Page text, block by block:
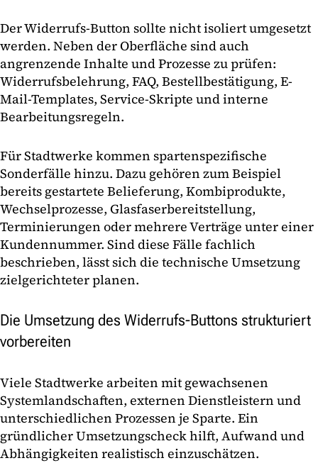
Der Widerrufs-Button sollte nicht isoliert umgesetzt
werden. Neben der Oberfläche sind auch
angrenzende Inhalte und Prozesse zu prüfen:
Widerrufsbelehrung, FAQ, Bestellbestätigung, E-
Mail-Templates, Service-Skripte und interne
Bearbeitungsregeln.
Für Stadtwerke kommen spartenspezifische
Sonderfälle hinzu. Dazu gehören zum Beispiel
bereits gestartete Belieferung, Kombiprodukte,
Wechselprozesse, Glasfaserbereitstellung,
Terminierungen oder mehrere Verträge unter einer
Kundennummer. Sind diese Fälle fachlich
beschrieben, lässt sich die technische Umsetzung
zielgerichteter planen.
Die Umsetzung des Widerrufs-Buttons strukturiert
vorbereiten
Viele Stadtwerke arbeiten mit gewachsenen
Systemlandschaften, externen Dienstleistern und
unterschiedlichen Prozessen je Sparte. Ein
gründlicher Umsetzungscheck hilft, Aufwand und
Abhängigkeiten realistisch einzuschätzen.